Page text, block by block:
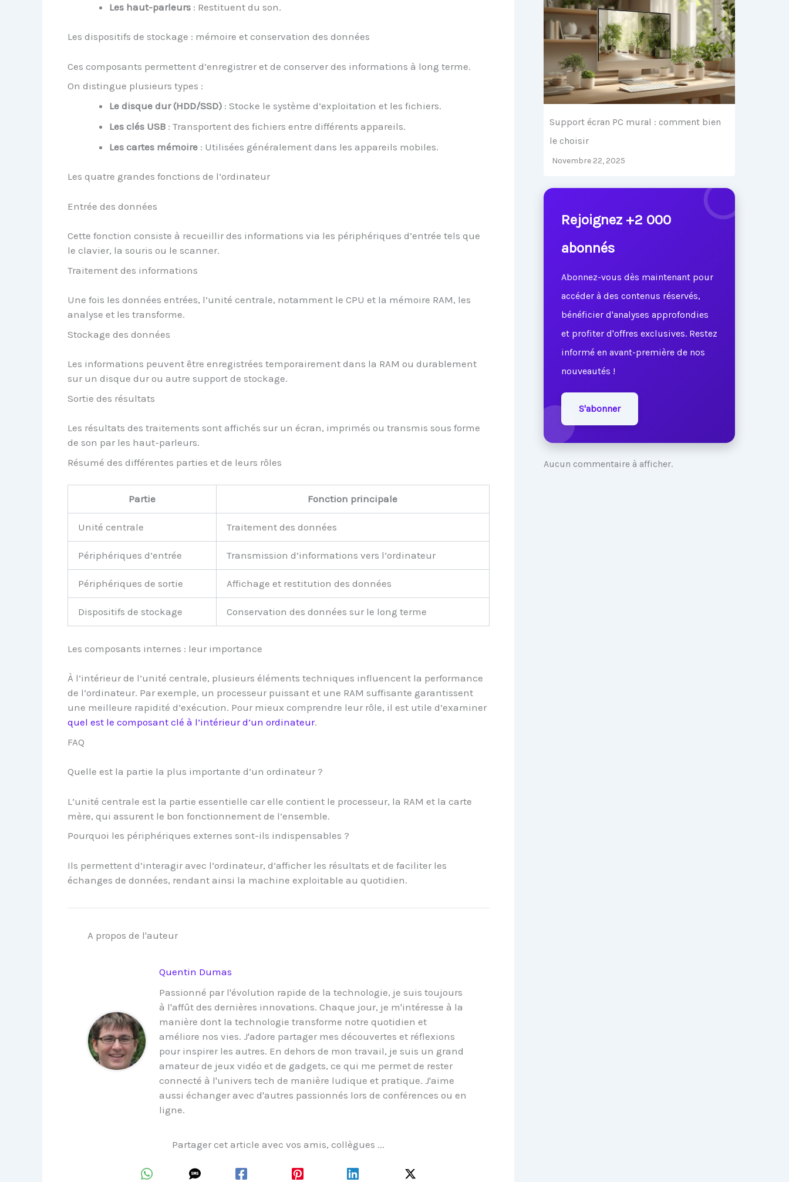
Les haut-parleurs: Restituent du son.
Les dispositifs de stockage : mémoire et conservation des données
Ces composants permettent d’enregistrer et de conserver des informations à long terme.
On distingue plusieurs types :
Le disque dur (HDD/SSD): Stocke le système d’exploitation et les fichiers.
Les clés USB: Transportent des fichiers entre différents appareils.
Les cartes mémoire: Utilisées généralement dans les appareils mobiles.
Les quatre grandes fonctions de l’ordinateur
Entrée des données
Cette fonction consiste à recueillir des informations via les périphériques d’entrée tels que
le clavier, la souris ou le scanner.
Traitement des informations
Une fois les données entrées, l’unité centrale, notamment le CPU et la mémoire RAM, les
analyse et les transforme.
Stockage des données
Les informations peuvent être enregistrées temporairement dans la RAM ou durablement
sur un disque dur ou autre support de stockage.
Sortie des résultats
Les résultats des traitements sont affichés sur un écran, imprimés ou transmis sous forme
de son par les haut-parleurs.
Résumé des différentes parties et de leurs rôles
Partie Fonction principale
Unité centrale Traitement des données
Périphériques d’entrée Transmission d’informations vers l’ordinateur
Périphériques de sortie Affichage et restitution des données
Dispositifs de stockage Conservation des données sur le long terme
Les composants internes : leur importance
À l’intérieur de l’unité centrale, plusieurs éléments techniques influencent la performance
de l’ordinateur. Par exemple, un processeur puissant et une RAM suffisante garantissent
une meilleure rapidité d’exécution. Pour mieux comprendre leur rôle, il est utile d’examiner
quel est le composant clé à l’intérieur d’un ordinateur.
FAQ
Quelle est la partie la plus importante d’un ordinateur ?
L’unité centrale est la partie essentielle car elle contient le processeur, la RAM et la carte
mère, qui assurent le bon fonctionnement de l’ensemble.
Pourquoi les périphériques externes sont-ils indispensables ?
Ils permettent d’interagir avec l’ordinateur, d’afficher les résultats et de faciliter les
échanges de données, rendant ainsi la machine exploitable au quotidien.
A propos de l'auteur
Quentin Dumas
Passionné par l'évolution rapide de la technologie, je suis toujours
à l'affût des dernières innovations. Chaque jour, je m'intéresse à la
manière dont la technologie transforme notre quotidien et
améliore nos vies. J'adore partager mes découvertes et réflexions
pour inspirer les autres. En dehors de mon travail, je suis un grand
amateur de jeux vidéo et de gadgets, ce qui me permet de rester
connecté à l'univers tech de manière ludique et pratique. J'aime
aussi échanger avec d'autres passionnés lors de conférences ou en
ligne.
Partager cet article avec vos amis, collègues ...
Support écran PC mural : comment bien
le choisir
Novembre 22, 2025
Rejoignez +2 000
abonnés
Abonnez-vous dès maintenant pour
accéder à des contenus réservés,
bénéficier d'analyses approfondies
et profiter d'offres exclusives. Restez
informé en avant-première de nos
nouveautés !
S'abonner
Aucun commentaire à afficher.